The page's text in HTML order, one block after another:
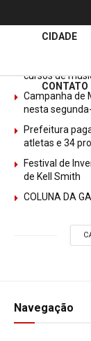
Últimas
cursos de
Campanha de
nesta
Prefeitura
atletas e 34
Festival de
de Kell Smith
COLUNA DA
Navegação
CIDADE
CONTATO